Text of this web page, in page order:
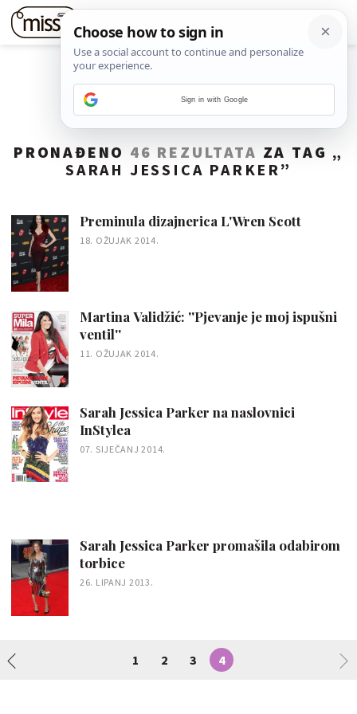
PRONAĐENO 46 REZULTATA ZA TAG „
SARAH JESSICA PARKER”
Preminula dizajnerica L'Wren Scott
18. OŽUJAK 2014.
Martina Validžić: ''Pjevanje je moj ispušni
ventil''
11. OŽUJAK 2014.
Sarah Jessica Parker na naslovnici
InStylea
07. SIJEČANJ 2014.
Sarah Jessica Parker promašila odabirom
torbice
26. LIPANJ 2013.
1 2 3 4
Sign in with Google